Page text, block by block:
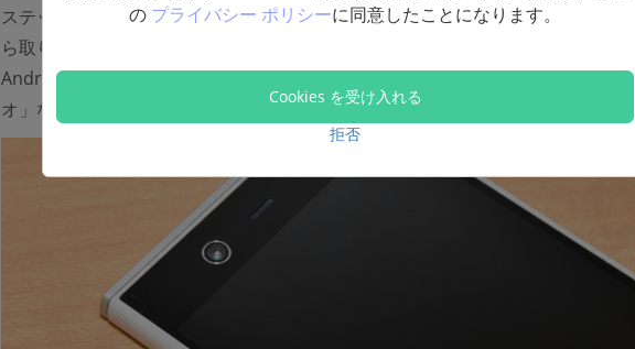
ステップ2、写真・動画データの移動ができたら、micro SDカードをガラケーか
ら取り出して、Androidスマホに取り付けます。これでSDカードの写真と動画が
Androidスマホに自動的に認識されます。 Androidスマホの「フォト」や「ビデ
オ」などのアプリを起動して、追加したデータをチェックしてください。
の プライバシー ポリシーに同意したことになります。
Cookies を受け入れる
拒否